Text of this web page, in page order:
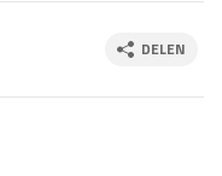
DELEN